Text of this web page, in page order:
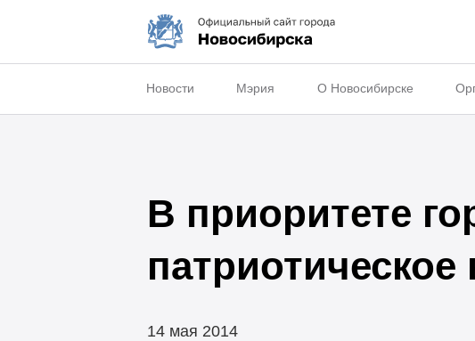
Новости Мэрия О Новосибирске
В приоритете
14 мая 2014